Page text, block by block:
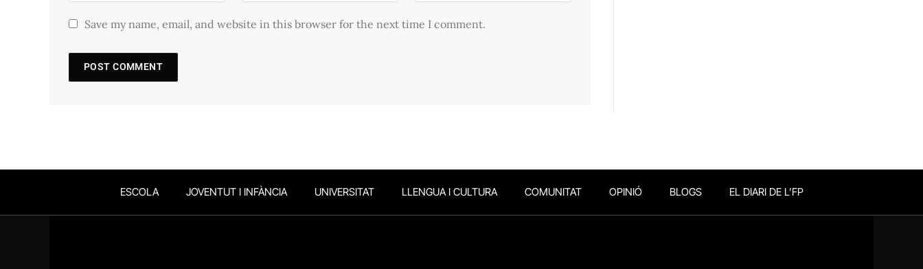
Save my name, email, and website in this browser for the next time I comment.
ESCOLA JOVENTUT I INFÀNCIA UNIVERSITAT LLENGUA I CULTURA COMUNITAT OPINIÓ BLOGS EL DIARI DE L’FP